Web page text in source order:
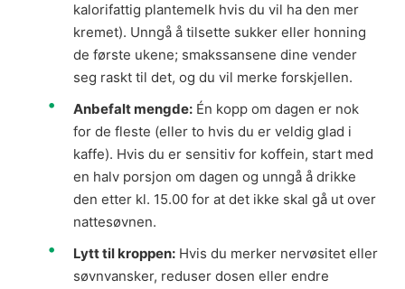
kalorifattig plantemelk hvis du vil ha den mer
kremet). Unngå å tilsette sukker eller honning
de første ukene; smakssansene dine vender
seg raskt til det, og du vil merke forskjellen.
Anbefalt mengde:Én kopp om dagen er nok
for de fleste (eller to hvis du er veldig glad i
kaffe). Hvis du er sensitiv for koffein, start med
en halv porsjon om dagen og unngå å drikke
den etter kl. 15.00 for at det ikke skal gå ut over
nattesøvnen.
Lytt til kroppen:Hvis du merker nervøsitet eller
søvnvansker, reduser dosen eller endre